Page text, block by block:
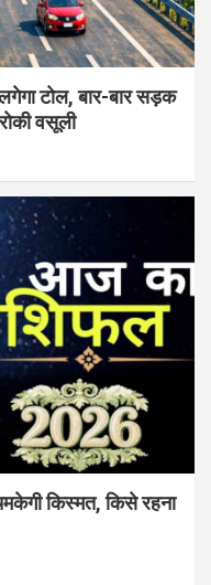
टोल, बार-बार सड़क
वसूली
किस्मत, किसे रहना